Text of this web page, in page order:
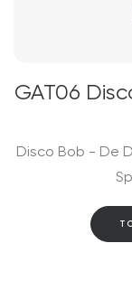
GAT06
Disco Bob - De